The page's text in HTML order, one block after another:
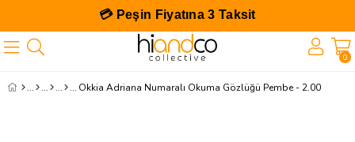
💳 Peşin Fiyatına 3 Taksit
0
Okkia Adriana Numaralı Okuma Gözlüğü Pembe - 2.00